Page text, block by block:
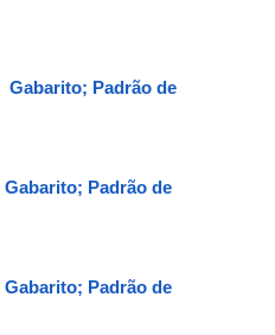
Gabarito; Padrão de
Gabarito; Padrão de
Gabarito; Padrão de